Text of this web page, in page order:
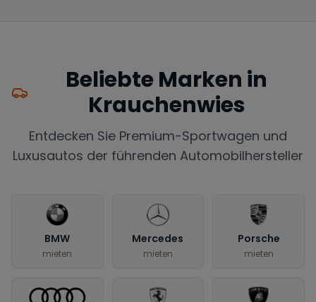
Beliebte Marken in
Krauchenwies
Entdecken Sie Premium-Sportwagen und
Luxusautos der führenden Automobilhersteller
BMW
mieten
Mercedes
mieten
Porsche
mieten